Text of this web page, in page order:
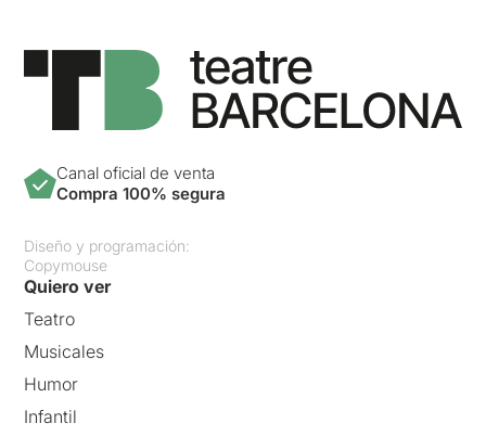
Canal oficial de venta
Compra 100% segura
Diseño y programación:
Copymouse
Quiero ver
Teatro
Musicales
Humor
Infantil